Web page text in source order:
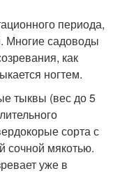
периода,
Многие садоводы
как
ногтем.
тыквы (вес до 5
сорта с
сочной мякотью.
уже в